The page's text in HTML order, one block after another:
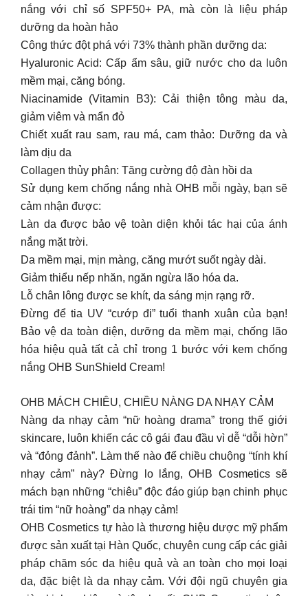
nắng với chỉ số SPF50+ PA, mà còn là liệu pháp
dưỡng da hoàn hảo
Công thức đột phá với 73% thành phần dưỡng da:
Hyaluronic Acid: Cấp ẩm sâu, giữ nước cho da luôn
mềm mại, căng bóng.
Niacinamide (Vitamin B3): Cải thiện tông màu da,
giảm viêm và mẩn đỏ
Chiết xuất rau sam, rau má, cam thảo: Dưỡng da và
làm dịu da
Collagen thủy phân: Tăng cường độ đàn hồi da
Sử dụng kem chống nắng nhà OHB mỗi ngày, bạn sẽ
cảm nhận được:
Làn da được bảo vệ toàn diện khỏi tác hại của ánh
nắng mặt trời.
Da mềm mại, mịn màng, căng mướt suốt ngày dài.
Giảm thiểu nếp nhăn, ngăn ngừa lão hóa da.
Lỗ chân lông được se khít, da sáng mịn rạng rỡ.
Đừng để tia UV “cướp đi” tuổi thanh xuân của bạn!
Bảo vệ da toàn diện, dưỡng da mềm mại, chống lão
hóa hiệu quả tất cả chỉ trong 1 bước với kem chống
nắng OHB SunShield Cream!
OHB MÁCH CHIÊU, CHIỀU NÀNG DA NHẠY CẢM
Nàng da nhạy cảm “nữ hoàng drama” trong thế giới
skincare, luôn khiến các cô gái đau đầu vì dễ “dỗi hờn”
và “đỏng đảnh”. Làm thế nào để chiều chuộng “tính khí
nhạy cảm” này? Đừng lo lắng, OHB Cosmetics sẽ
mách bạn những “chiêu” độc đáo giúp bạn chinh phục
trái tim “nữ hoàng” da nhạy cảm!
OHB Cosmetics tự hào là thương hiệu dược mỹ phẩm
được sản xuất tại Hàn Quốc, chuyên cung cấp các giải
pháp chăm sóc da hiệu quả và an toàn cho mọi loại
da, đặc biệt là da nhạy cảm. Với đội ngũ chuyên gia